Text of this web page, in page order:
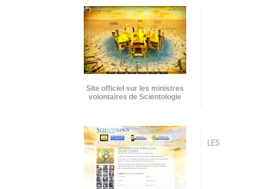
Site officiel sur les ministres
volontaires de Scientologie
LES